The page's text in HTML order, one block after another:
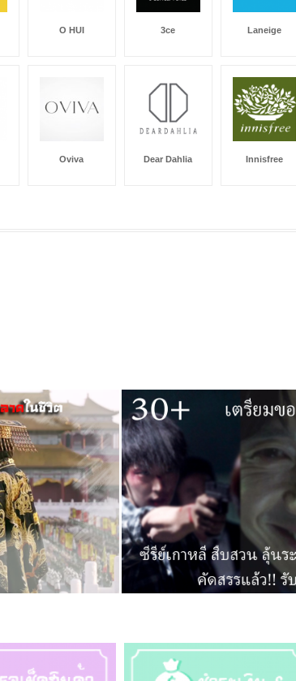
O HUI 3ce Laneige
Oviva Dear Dahlia Innisfree